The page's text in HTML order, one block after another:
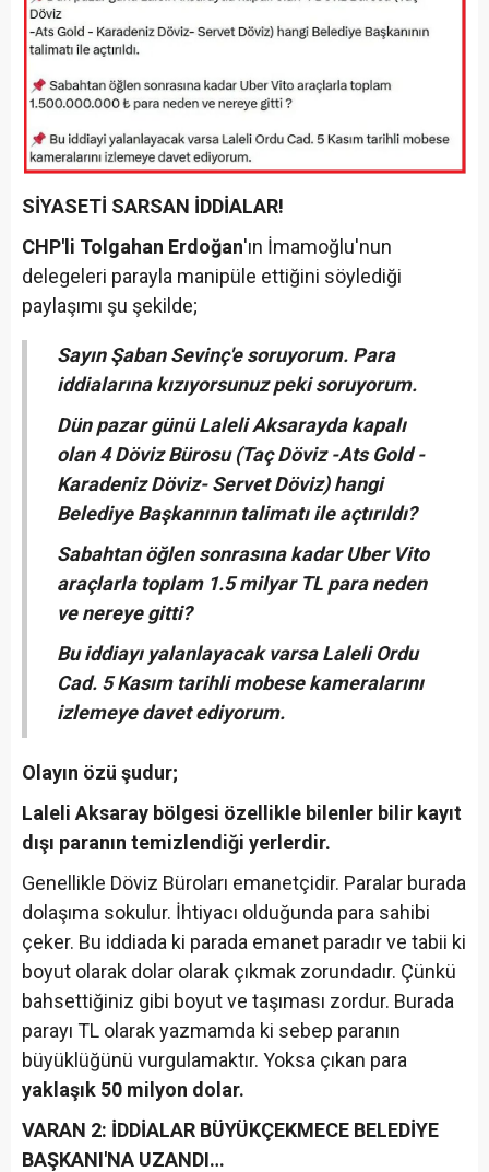
SİYASETİ SARSAN İDDİALAR!
CHP'li Tolgahan Erdoğan'ın İmamoğlu'nun
delegeleri parayla manipüle ettiğini söylediği
paylaşımı şu şekilde;
Sayın Şaban Sevinç'e soruyorum. Para
iddialarına kızıyorsunuz peki soruyorum.
Dün pazar günü Laleli Aksarayda kapalı
olan 4 Döviz Bürosu (Taç Döviz -Ats Gold -
Karadeniz Döviz- Servet Döviz) hangi
Belediye Başkanının talimatı ile açtırıldı?
Sabahtan öğlen sonrasına kadar Uber Vito
araçlarla toplam 1.5 milyar TL para neden
ve nereye gitti?
Bu iddiayı yalanlayacak varsa Laleli Ordu
Cad. 5 Kasım tarihli mobese kameralarını
izlemeye davet ediyorum.
Olayın özü şudur;
Laleli Aksaray bölgesi özellikle bilenler bilir kayıt
dışı paranın temizlendiği yerlerdir.
Genellikle Döviz Büroları emanetçidir. Paralar burada
dolaşıma sokulur. İhtiyacı olduğunda para sahibi
çeker. Bu iddiada ki parada emanet paradır ve tabii ki
boyut olarak dolar olarak çıkmak zorundadır. Çünkü
bahsettiğiniz gibi boyut ve taşıması zordur. Burada
parayı TL olarak yazmamda ki sebep paranın
büyüklüğünü vurgulamaktır. Yoksa çıkan para
yaklaşık 50 milyon dolar.
VARAN 2: İDDİALAR BÜYÜKÇEKMECE BELEDİYE
BAŞKANI'NA UZANDI…